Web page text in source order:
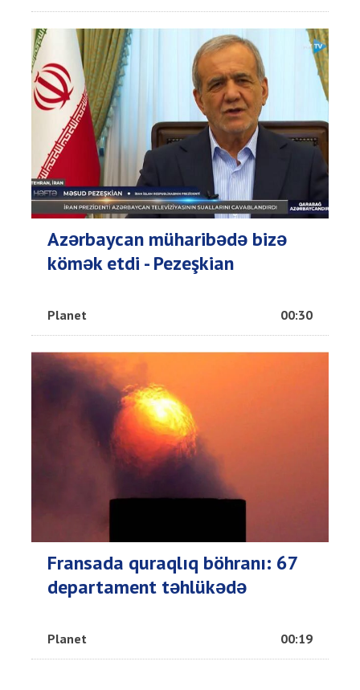
Azərbaycan müharibədə bizə
kömək etdi - Pezeşkian
Planet 00:30
Fransada quraqlıq böhranı: 67
departament təhlükədə
Planet 00:19